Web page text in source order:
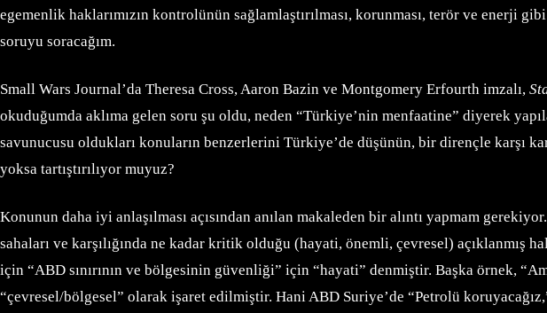
egemenlik haklarımızın kontrolünün sağlamlaştırılması, korunması, terör ve enerji
soruyu soracağım.
Small Wars Journal’da Theresa Cross, Aaron Bazin ve Montgomery Erfourth imzalı,
okuduğumda aklıma gelen soru şu oldu, neden “Türkiye’nin menfaatine” diyerek
savunucusu oldukları konuların benzerlerini Türkiye’de düşünün, bir dirençle karşı
yoksa tartıştırılıyor muyuz?
Konunun daha iyi anlaşılması açısından anılan makaleden bir alıntı yapmam
sahaları ve karşılığında ne kadar kritik olduğu (hayati, önemli, çevresel) açıklanmış
için “ABD sınırının ve bölgesinin güvenliği” için “hayati” denmiştir. Başka örnek,
“çevresel/bölgesel” olarak işaret edilmiştir. Hani ABD Suriye’de “Petrolü